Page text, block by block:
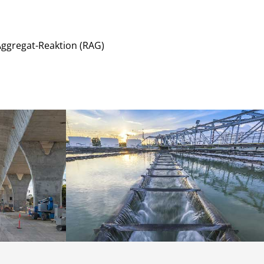
Reaktion (RAG)